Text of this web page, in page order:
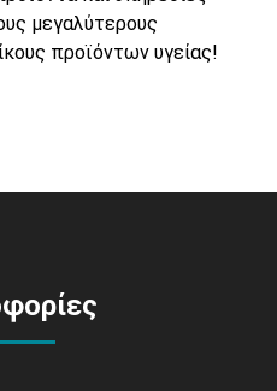
μεγαλύτερους
προϊόντων υγείας!